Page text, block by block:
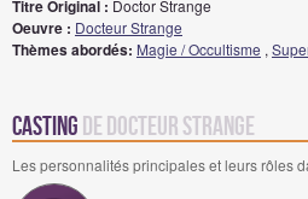
Titre Original : Doctor Strange
Oeuvre : Docteur Strange
Thèmes abordés: Magie / Occultisme ,
Casting de Docteur Strange
Les personnalités principales et leurs rôles